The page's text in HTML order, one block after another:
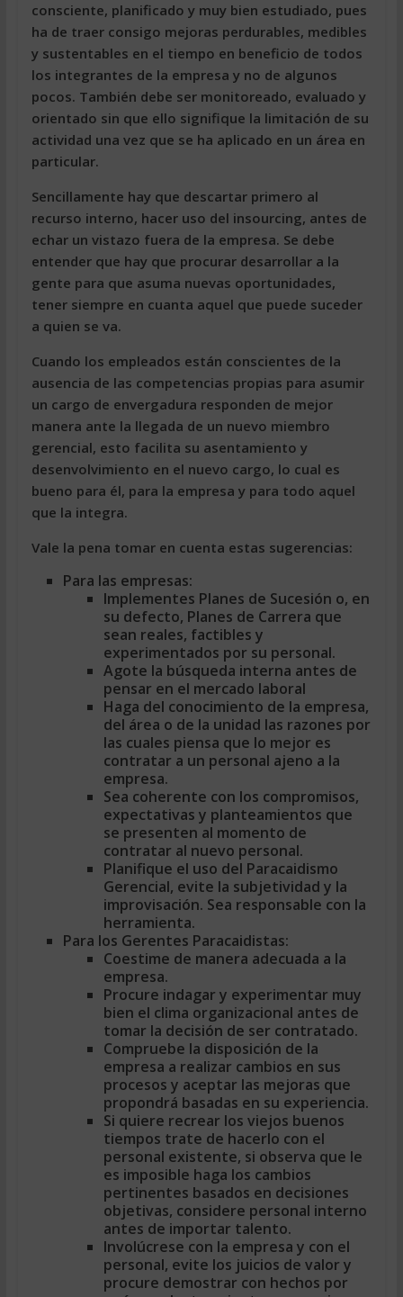
consciente, planificado y muy bien estudiado, pues
ha de traer consigo mejoras perdurables, medibles
y sustentables en el tiempo en beneficio de todos
los integrantes de la empresa y no de algunos
pocos. También debe ser monitoreado, evaluado y
orientado sin que ello signifique la limitación de su
actividad una vez que se ha aplicado en un área en
particular.
Sencillamente hay que descartar primero al
recurso interno, hacer uso del insourcing, antes de
echar un vistazo fuera de la empresa. Se debe
entender que hay que procurar desarrollar a la
gente para que asuma nuevas oportunidades,
tener siempre en cuanta aquel que puede suceder
a quien se va.
Cuando los empleados están conscientes de la
ausencia de las competencias propias para asumir
un cargo de envergadura responden de mejor
manera ante la llegada de un nuevo miembro
gerencial, esto facilita su asentamiento y
desenvolvimiento en el nuevo cargo, lo cual es
bueno para él, para la empresa y para todo aquel
que la integra.
Vale la pena tomar en cuenta estas sugerencias:
Para las empresas:
Implementes Planes de Sucesión o, en
su defecto, Planes de Carrera que
sean reales, factibles y
experimentados por su personal.
Agote la búsqueda interna antes de
pensar en el mercado laboral
Haga del conocimiento de la empresa,
del área o de la unidad las razones por
las cuales piensa que lo mejor es
contratar a un personal ajeno a la
empresa.
Sea coherente con los compromisos,
expectativas y planteamientos que
se presenten al momento de
contratar al nuevo personal.
Planifique el uso del Paracaidismo
Gerencial, evite la subjetividad y la
improvisación. Sea responsable con la
herramienta.
Para los Gerentes Paracaidistas:
Coestime de manera adecuada a la
empresa.
Procure indagar y experimentar muy
bien el clima organizacional antes de
tomar la decisión de ser contratado.
Compruebe la disposición de la
empresa a realizar cambios en sus
procesos y aceptar las mejoras que
propondrá basadas en su experiencia.
Si quiere recrear los viejos buenos
tiempos trate de hacerlo con el
personal existente, si observa que le
es imposible haga los cambios
pertinentes basados en decisiones
objetivas, considere personal interno
antes de importar talento.
Involúcrese con la empresa y con el
personal, evite los juicios de valor y
procure demostrar con hechos por